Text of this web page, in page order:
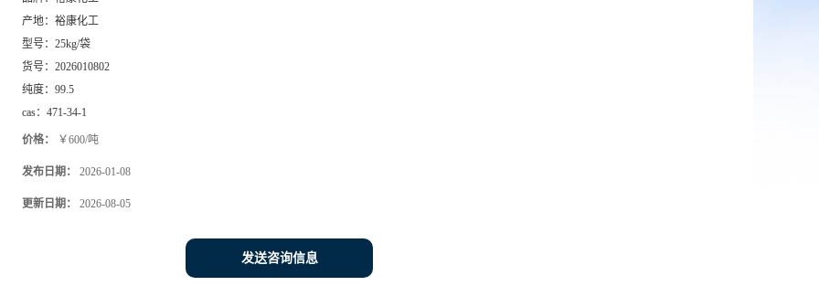
产地： 裕康化工
型号： 25kg/袋
货号： 2026010802
纯度： 99.5
cas： 471-34-1
价格： ￥600/吨
发布日期： 2026-01-08
更新日期： 2026-08-05
发送咨询信息